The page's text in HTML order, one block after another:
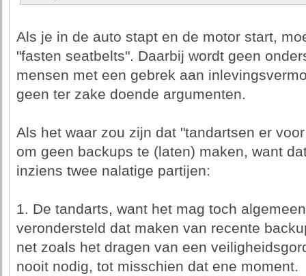
Als je in de auto stapt en de motor start,
"fasten seatbelts". Daarbij wordt geen
mensen met een gebrek aan
geen ter zake doende argumenten.
Als het waar zou zijn dat "tandartsen er
om geen backups te (laten) maken, want
inziens twee nalatige partijen:
1. De tandarts, want het mag toch
verondersteld dat maken van recente
net zoals het dragen van een
nooit nodig, tot misschien dat ene moment.